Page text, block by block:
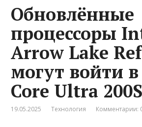
Обновлённые
процессоры
Arrow Lake
могут войти
Core Ultra 200S
19.05.2025 Технология Комментарии: